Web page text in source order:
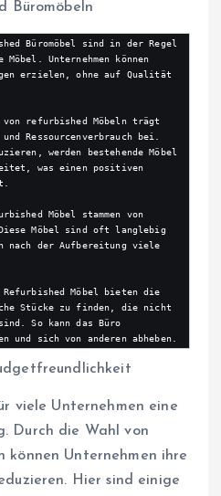
Büromöbeln
Büromöbel sind in der Regel
Unternehmen können
erzielen, ohne auf Qualität
refurbished Möbeln trägt
Ressourcenverbrauch bei.
werden bestehende Möbel
was einen positiven
Möbel stammen von
Möbel sind oft langlebig
nach der Aufbereitung viele
Möbel bieten die
Stücke zu finden, die nicht
So kann das Büro
sich von anderen abheben.
viele Unternehmen eine
Durch die Wahl von
können Unternehmen ihre
Hier sind einige